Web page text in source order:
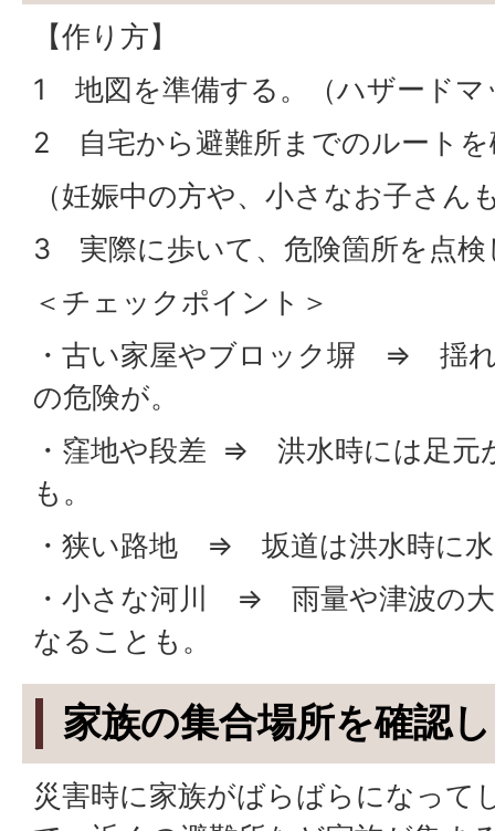
【作り方】
1 地図を準備する。（ハザードマ
2 自宅から避難所までのルートを
（妊娠中の方や、小さなお子さん
3 実際に歩いて、危険箇所を点検
＜チェックポイント＞
・古い家屋やブロック塀 ⇒ 揺
の危険が。
・窪地や段差 ⇒ 洪水時には足元
も。
・狭い路地 ⇒ 坂道は洪水時に水
・小さな河川 ⇒ 雨量や津波の
なることも。
家族の集合場所を確認
災害時に家族がばらばらになって